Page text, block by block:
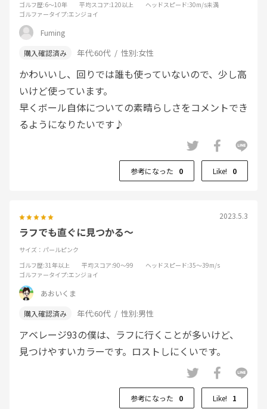
ゴルフ歴:6～10年 平均スコア:120以上 ヘッドスピード:30m/s未満
ゴルファータイプ:エンジョイ
Fuming
年代:60代 性別:女性
かわいいし、回りでは誰も使っていないので、少し高
いけど使っています。
早くボール自体についての素晴らしさをコメントでき
るようになりたいです♪
参考になった 0 Like! 0
2023.5.3
ラフでも直ぐに見つかる〜
サイズ：パールピンク
ゴルフ歴:31年以上 平均スコア:90～99 ヘッドスピード:35～39m/s
ゴルファータイプ:エンジョイ
あおいくま
年代:60代 性別:男性
アベレージ93の僕は、ラフに行くことが多いけど、
見つけやすいカラーです。ロストしにくいです。
参考になった 0 Like! 1